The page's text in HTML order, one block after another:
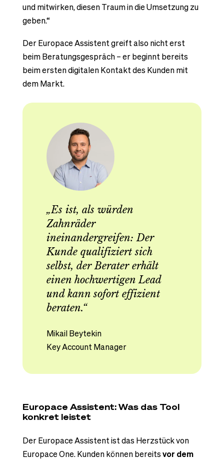
und mitwirken, diesen Traum in die Umsetzung zu
geben.“
Der Europace Assistent greift also nicht erst
beim Beratungsgespräch – er beginnt bereits
beim ersten digitalen Kontakt des Kunden mit
dem Markt.
„Es ist, als würden
Zahnräder
ineinandergreifen: Der
Kunde qualifiziert sich
selbst, der Berater erhält
einen hochwertigen Lead
und kann sofort effizient
beraten.“
Mikail Beytekin
Key Account Manager
Europace Assistent: Was das Tool
konkret leistet
Der Europace Assistent ist das Herzstück von
Europace One. Kunden können bereitsvor dem